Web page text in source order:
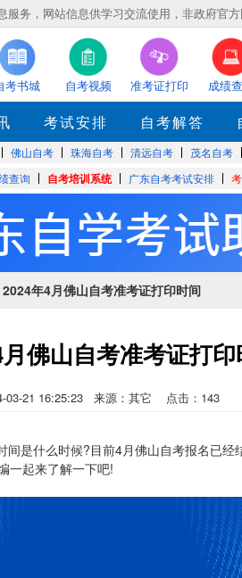
务，网站信息供学习交流使用，非政府官
考书城 自考视频 准考证打印 成绩
考试安排 自考解答
佛山自考 珠海自考 清远自考 茂名自考
查询 自考培训系统 广东自考考试安排
2024年4月佛山自考准考证打印时间
佛山自考准考证打
03-21 16:25:23 来源：其它 点击： 143
间是什么时候?目前4月佛山自考报名已
一起来了解一下吧!